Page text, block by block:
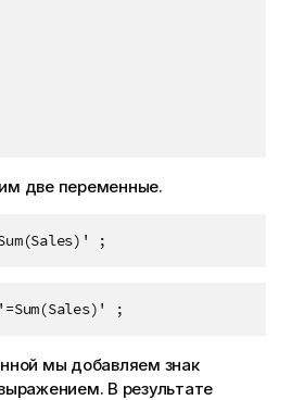
две переменные.
;
;
мы добавляем знак
В результате